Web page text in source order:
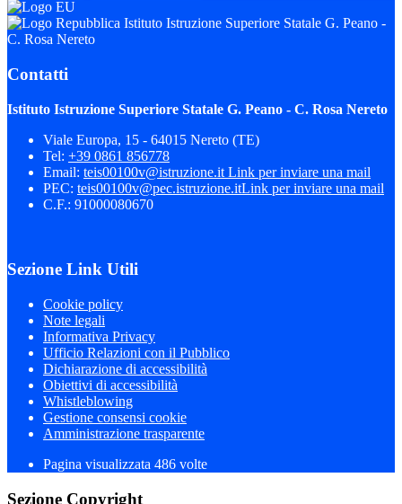
Istituto Istruzione Superiore Statale G. Peano -
C. Rosa Nereto
Contatti
Istituto Istruzione Superiore Statale G. Peano - C. Rosa Nereto
Viale Europa, 15 - 64015 Nereto (TE)
Tel: +39 0861 856778
Email: teis00100v@istruzione.it Link per inviare una mail
PEC: teis00100v@pec.istruzione.itLink per inviare una mail
C.F.: 91000080670
Sezione Link Utili
Cookie policy
Note legali
Informativa Privacy
Ufficio Relazioni con il Pubblico
Dichiarazione di accessibilità
Obiettivi di accessibilità
Whistleblowing
Gestione consensi cookie
Amministrazione trasparente
Pagina visualizzata 486 volte
Sezione Copyright